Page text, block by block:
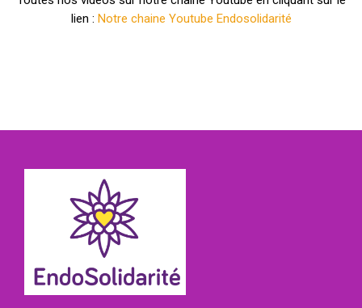
lien : Notre chaine Youtube Endosolidarité